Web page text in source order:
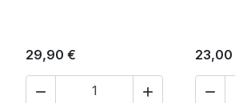
29,90 €
 
23,00
